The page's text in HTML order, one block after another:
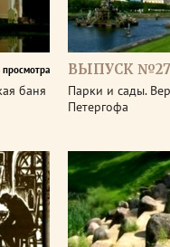
просмотра
баня
ВЫПУСК
Парки и сады.
Петергофа